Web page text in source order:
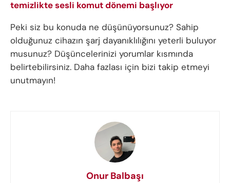
temizlikte sesli komut dönemi başlıyor
Peki siz bu konuda ne düşünüyorsunuz? Sahip
olduğunuz cihazın şarj dayanıklılığını yeterli buluyor
musunuz? Düşüncelerinizi yorumlar kısmında
belirtebilirsiniz. Daha fazlası için bizi takip etmeyi
unutmayın!
Onur Balbaşı